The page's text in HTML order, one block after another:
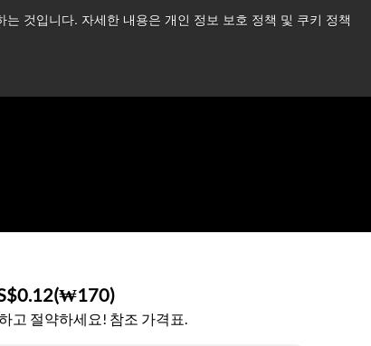
것입니다. 자세한 내용은 개인 정보 보호 정책 및 쿠키 정책
더 읽어보기 →
(₩170)
고 절약하세요! 참조 가격표.